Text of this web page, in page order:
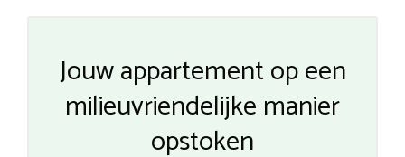
Jouw appartement op een
milieuvriendelijke manier
opstoken